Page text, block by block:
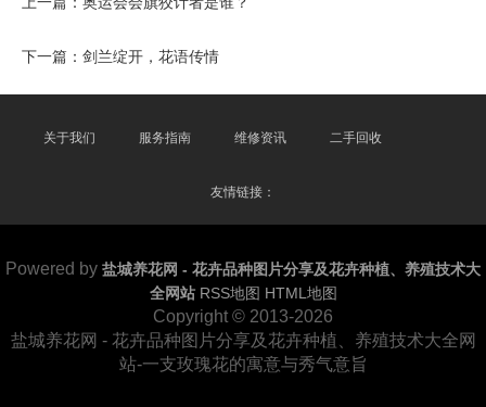
下一篇： 剑兰绽开，花语传情
关于我们 服务指南 维修资讯 二手回收
友情链接：
Powered by 盐城养花网 - 花卉品种图片分享及花卉种植、养殖技术大
全网站 RSS地图 HTML地图
Copyright © 2013-2026
盐城养花网 - 花卉品种图片分享及花卉种植、养殖技术大全网
站-一支玫瑰花的寓意与秀气意旨